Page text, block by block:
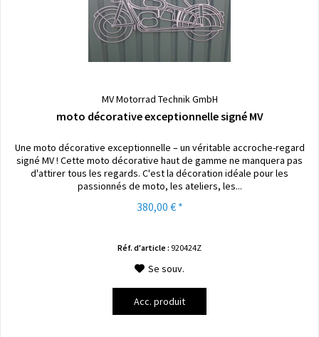
MV Motorrad Technik GmbH
moto décorative exceptionnelle signé MV
Une moto décorative exceptionnelle – un véritable accroche-regard
signé MV ! Cette moto décorative haut de gamme ne manquera pas
d'attirer tous les regards. C'est la décoration idéale pour les
passionnés de moto, les ateliers, les...
380,00 € *
Réf. d'article : 920424Z
Se souv.
Acc. produit